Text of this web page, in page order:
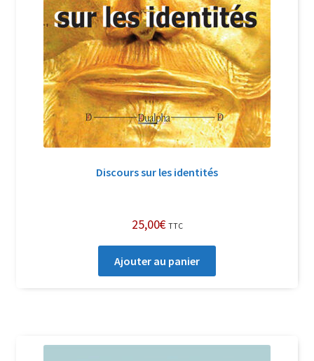
Discours sur les identités
25,00€ TTC
Ajouter au panier